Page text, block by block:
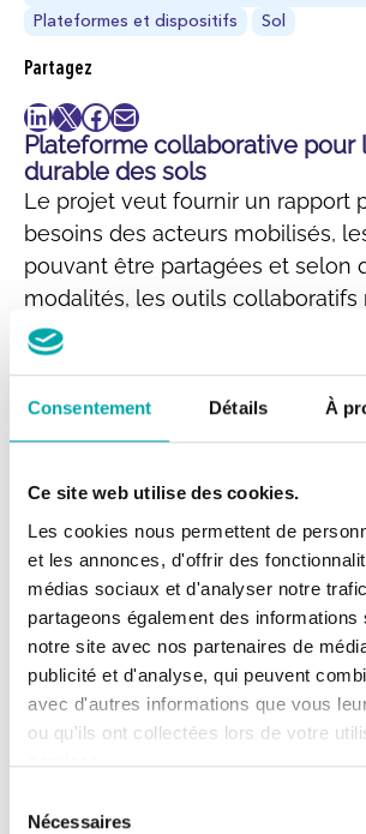
Consentement Détails À
Ce site web utilise des cookies.
Les cookies nous permettent de
et les annonces, d'offrir des
médias sociaux et d'analyser notre
partageons également des
notre site avec nos partenaires de
publicité et d'analyse, qui peuvent
avec d'autres informations que vous
ou qu'ils ont collectées lors de votre
services.
Nécessaires
Plateformes et dispositifs
Sol
Partagez
LinkedIn
X Facebook
E-mail
Plateforme collaborative pour
durable des sols
Le projet veut fournir un rapport
besoins des acteurs mobilisés,
pouvant être partagées et selon
modalités, les outils collaboratifs
L’objectif est ensuite de proposer
recommandations sur la
échanges via une plateforme
Découvrez d’autres
Projet
VULNEFEU
Connaître la vulnérabilité des essences
appréhender le risque incendie Le changement
transforme en profondeur le risque incendie en
sont clairs : les surfaces brûlées devraient
2030 par rapport à la période 2001-2020,
propice aux feux s’étend progressivement,
Partenaire(s) :